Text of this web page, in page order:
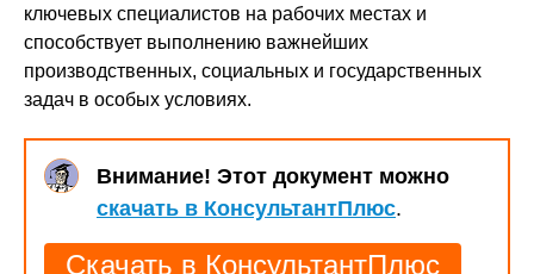
ключевых специалистов на рабочих местах и
способствует выполнению важнейших
производственных, социальных и государственных
задач в особых условиях.
Внимание! Этот документ можно
скачать в КонсультантПлюс.
Скачать в КонсультантПлюс